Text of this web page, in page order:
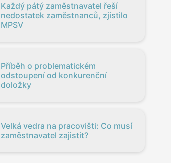
Každý pátý zaměstnavatel řeší
nedostatek zaměstnanců, zjistilo
MPSV
Příběh o problematickém
odstoupení od konkurenční
doložky
Velká vedra na pracovišti: Co musí
zaměstnavatel zajistit?